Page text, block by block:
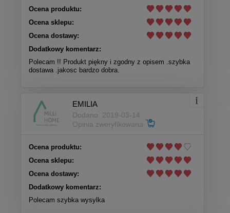
Ocena produktu:
Ocena sklepu:
Ocena dostawy:
Dodatkowy komentarz:
Polecam !! Produkt piękny i zgodny z opisem .szybka
dostawa .jakosc bardzo dobra.
EMILIA
Dodano: 2019-03-14
Opinia zweryfikowana
Ocena produktu:
Ocena sklepu:
Ocena dostawy:
Dodatkowy komentarz:
Polecam szybka wysylka